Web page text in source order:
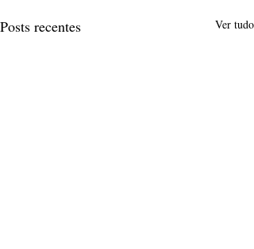
Posts recentes Ver tudo